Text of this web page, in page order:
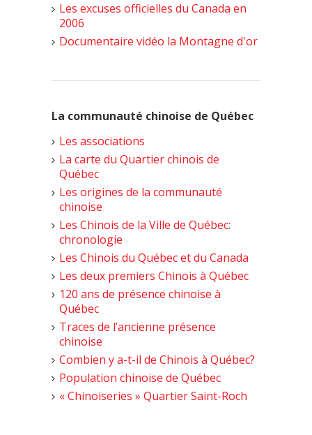
Les excuses officielles du Canada en
2006
Documentaire vidéo la Montagne d'or
La communauté chinoise de Québec
Les associations
La carte du Quartier chinois de
Québec
Les origines de la communauté
chinoise
Les Chinois de la Ville de Québec:
chronologie
Les Chinois du Québec et du Canada
Les deux premiers Chinois à Québec
120 ans de présence chinoise à
Québec
Traces de l’ancienne présence
chinoise
Combien y a-t-il de Chinois à Québec?
Population chinoise de Québec
« Chinoiseries » Quartier Saint-Roch